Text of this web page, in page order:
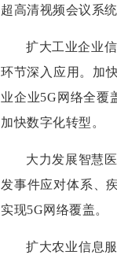
超高清视频会议系
扩大工业企业
环节深入应用。加
业企业5G网络全覆
加快数字化转型。
大力发展智慧
发事件应对体系、
实现5G网络覆盖。
扩大农业信息